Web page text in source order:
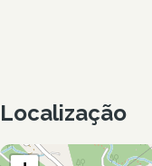
Localização